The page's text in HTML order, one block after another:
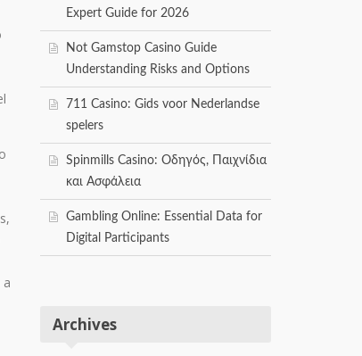
Expert Guide for 2026
Not Gamstop Casino Guide
Understanding Risks and Options
711 Casino: Gids voor Nederlandse
spelers
Spinmills Casino: Οδηγός, Παιχνίδια
και Ασφάλεια
Gambling Online: Essential Data for
Digital Participants
Archives